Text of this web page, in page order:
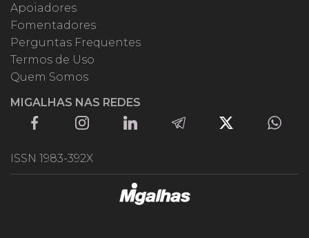
Apoiadores
Fomentadores
Perguntas Frequentes
Termos de Uso
Quem Somos
MIGALHAS NAS REDES
ISSN 1983-392X